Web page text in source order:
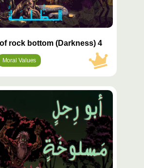
rock bottom (Darkness) 4
Moral Values